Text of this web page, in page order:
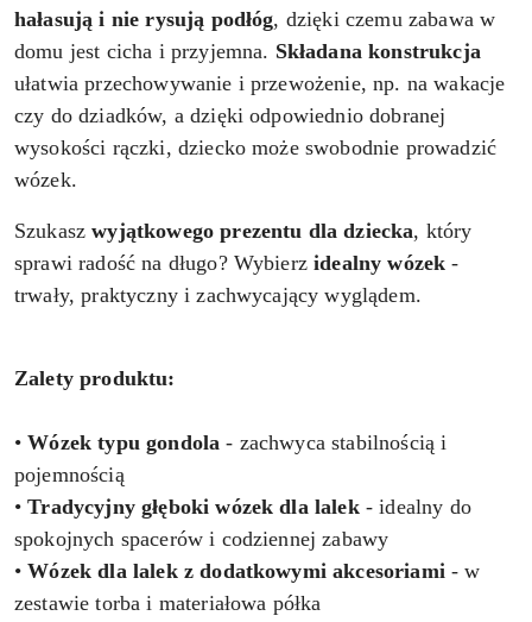
hałasują i nie rysują podłóg, dzięki czemu zabawa w
domu jest cicha i przyjemna. Składana konstrukcja
ułatwia przechowywanie i przewożenie, np. na wakacje
czy do dziadków, a dzięki odpowiednio dobranej
wysokości rączki, dziecko może swobodnie prowadzić
wózek.
Szukaszwyjątkowego prezentu dla dziecka, który
sprawi radość na długo? Wybierzidealny wózek -
trwały, praktyczny i zachwycający wyglądem.
Zalety produktu:
•Wózek typu gondola - zachwyca stabilnością i
pojemnością
•Tradycyjny głęboki wózek dla lalek- idealny do
spokojnych spacerów i codziennej zabawy
•Wózek dla lalek z dodatkowymi akcesoriami- w
zestawie torba i materiałowa półka